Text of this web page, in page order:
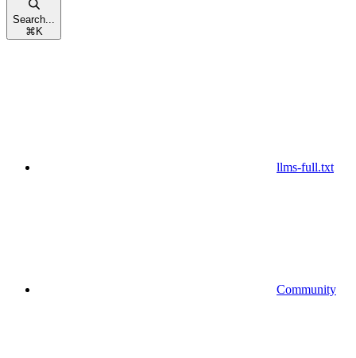
Search...
⌘ K
llms-full.txt
Community